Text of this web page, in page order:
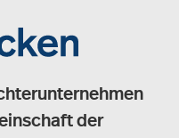
der